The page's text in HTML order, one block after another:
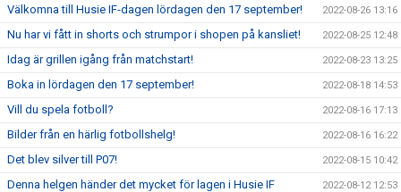
Välkomna till Husie IF-dagen lördagen den 17 september! 2022-08-26 13:16
Nu har vi fått in shorts och strumpor i shopen på kansliet! 2022-08-25 12:48
Idag är grillen igång från matchstart! 2022-08-23 13:25
Boka in lördagen den 17 september! 2022-08-18 14:53
Vill du spela fotboll? 2022-08-16 17:13
Bilder från en härlig fotbollshelg! 2022-08-16 16:22
Det blev silver till P07! 2022-08-15 10:42
Denna helgen händer det mycket för lagen i Husie IF 2022-08-12 12:53